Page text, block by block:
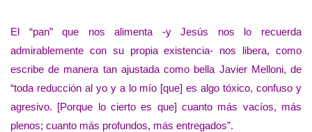
El “pan” que nos alimenta -y Jesús nos lo recuerda
admirablemente con su propia existencia- nos libera, como
escribe de manera tan ajustada como bella Javier Melloni, de
“toda reducción al yo y a lo mío [que] es algo tóxico, confuso y
agresivo. [Porque lo cierto es que] cuanto más vacíos, más
plenos; cuanto más profundos, más entregados”.